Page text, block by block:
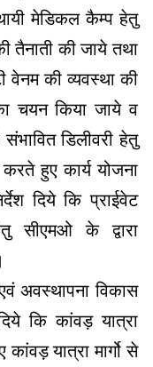
मेडिकल कैम्प हेतु
तैनाती की जाये तथा
वेनम की व्यवस्था की
चयन किया जाये व
डिलीवरी हेतु
हुए कार्य योजना
दिये कि प्राईवेट
सीएमओ के द्वारा
अवस्थापना विकास
कि कांवड़ यात्रा
यात्रा मार्गो से